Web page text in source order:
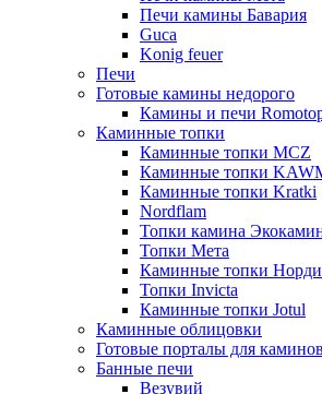
Печи камины Бавария
Guca
Konig feuer
Печи
Готовые камины недорого
Камины и печи
Каминные топки
Каминные топки MCZ
Каминные топки
Каминные топки Kratki
Nordflam
Топки камина
Топки Мета
Каминные топки
Топки Invicta
Каминные топки Jotul
Каминные облицовки
Готовые порталы для каминов
Банные печи
Везувий